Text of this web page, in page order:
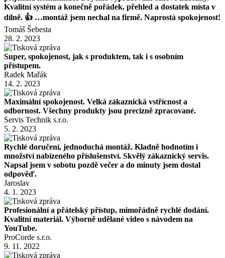
Kvalitní systém a konečně pořádek, přehled a dostatek místa v
dílně. 👍 …montáž jsem nechal na firmě. Naprostá spokojenost!
Tomáš Šebesta
28. 2. 2023
Super, spokojenost, jak s produktem, tak i s osobním
přístupem.
Radek Mařák
14. 2. 2023
Maximální spokojenost. Velká zákaznická vstřícnost a
odbornost. Všechny produkty jsou precizně zpracované.
Servis Technik s.r.o.
5. 2. 2023
Rychlé doručení, jednoduchá montáž. Kladně hodnotím i
množství nabízeného příslušenství. Skvělý zákaznický servis.
Napsal jsem v sobotu pozdě večer a do minuty jsem dostal
odpověď.
Jaroslav
4. 1. 2023
Profesionální a přátelský přístup, mimořádně rychlé dodání.
Kvalitní materiál. Výborně udělané video s návodem na
YouTube.
ProCorde s.r.o.
9. 11. 2022